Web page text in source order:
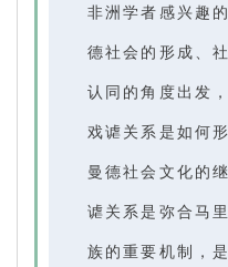
非洲学者感兴趣
德社会的形成、
认同的角度出发
戏谑关系是如何
曼德社会文化的
谑关系是弥合马
族的重要机制，